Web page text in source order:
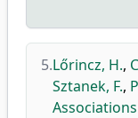
5.Lőrincz, H.,
Sztanek, F.,